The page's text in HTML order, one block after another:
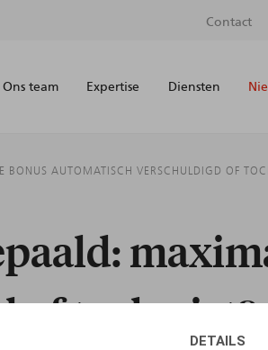
DETAILS
Contact
Ons team Expertise Diensten
BONUS AUTOMATISCH VERSCHULDIGD OF
of toch niet?